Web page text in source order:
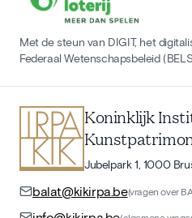
Met de steun van DIGIT, het
Federaal Wetenschapsbeleid
Koninklijk
Jubelpark 1, 1000
balat@kikirpa.be(vragen over